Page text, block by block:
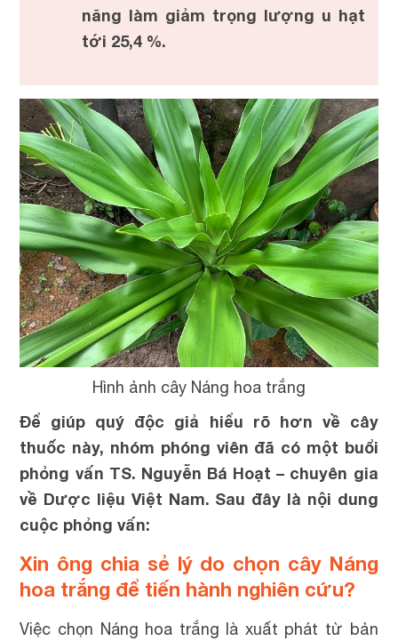
năng làm giảm trọng lượng u hạt
tới 25,4 %.
Hình ảnh cây Náng hoa trắng
Để giúp quý độc giả hiểu rõ hơn về cây
thuốc này, nhóm phóng viên đã có một buổi
phỏng vấn TS. Nguyễn Bá Hoạt – chuyên gia
về Dược liệu Việt Nam. Sau đây là nội dung
cuộc phỏng vấn:
Xin ông chia sẻ lý do chọn cây Náng
hoa trắng để tiến hành nghiên cứu?
Việc chọn Náng hoa trắng là xuất phát từ bản